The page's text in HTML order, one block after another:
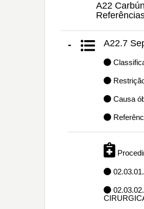
A22
- A22.7
Causa